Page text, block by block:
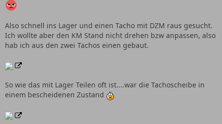
Also schnell ins Lager und einen Tacho mit DZM raus gesucht.
Ich wollte aber den KM Stand nicht drehen bzw anpassen, also
hab ich aus den zwei Tachos einen gebaut.
So wie das mit Lager Teilen oft ist....war die Tachoscheibe in
einem bescheidenen Zustand